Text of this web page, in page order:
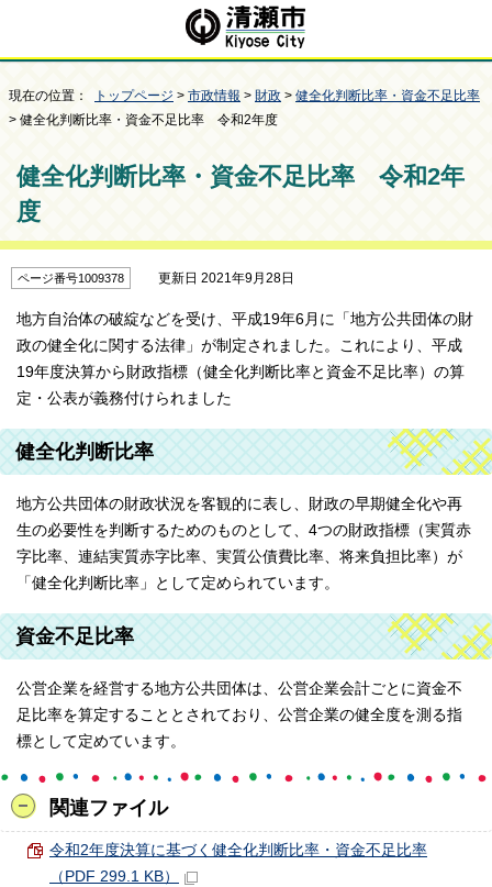
現在の位置： トップページ > 市政情報 > 財政 > 健全化判断比率・資金不足比率
> 健全化判断比率・資金不足比率 令和2年度
健全化判断比率・資金不足比率 令和2年
度
ページ番号1009378 更新日 2021年9月28日
地方自治体の破綻などを受け、平成19年6月に「地方公共団体の財
政の健全化に関する法律」が制定されました。これにより、平成
19年度決算から財政指標（健全化判断比率と資金不足比率）の算
定・公表が義務付けられました
健全化判断比率
地方公共団体の財政状況を客観的に表し、財政の早期健全化や再
生の必要性を判断するためのものとして、4つの財政指標（実質赤
字比率、連結実質赤字比率、実質公債費比率、将来負担比率）が
「健全化判断比率」として定められています。
資金不足比率
公営企業を経営する地方公共団体は、公営企業会計ごとに資金不
足比率を算定することとされており、公営企業の健全度を測る指
標として定めています。
関連ファイル
令和2年度決算に基づく健全化判断比率・資金不足比率
（PDF 299.1 KB）